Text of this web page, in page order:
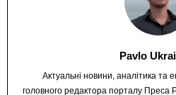
Pavlo
Актуальні новини, аналітика та
головного редактора порталу Преса